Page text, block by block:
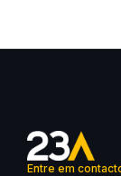
Entre em